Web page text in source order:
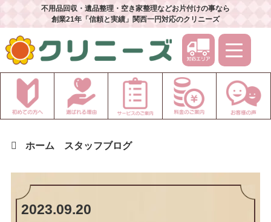
不用品回収・遺品整理・空き家整理などお片付けの事なら
創業21年「信頼と実績」関西一円対応のクリニーズ
ホーム スタッフブログ
2023.09.20